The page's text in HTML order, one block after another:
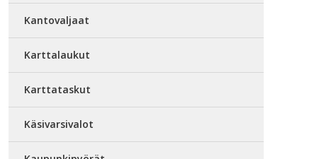
Kantovaljaat
Karttalaukut
Karttataskut
Käsivarsivalot